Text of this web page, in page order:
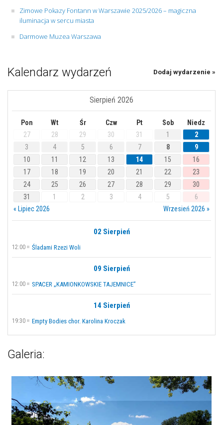
Zimowe Pokazy Fontann w Warszawie 2025/2026 – magiczna
iluminacja w sercu miasta
Darmowe Muzea Warszawa
Kalendarz wydarzeń Dodaj wydarzenie »
Sierpień 2026
Pon Wt Śr Czw Pt Sob
Niedz
27
28 29 30 31 1
2
3
4 5 6 7 8
9
10
11 12 13 14 15
16
17
18 19 20 21 22
23
24
25 26 27 28 29
30
31
1 2 3 4 5
6
« Lipiec 2026
Wrzesień 2026 »
02 Sierpień
12:00 Śladami Rzezi Woli
09 Sierpień
12:00 SPACER „KAMIONKOWSKIE TAJEMNICE”
14 Sierpień
19:30 Empty Bodies chor. Karolina Kroczak
Galeria: